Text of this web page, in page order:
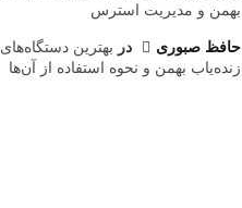
بهمن و مدیریت استرس
حافظ صبوری در بهترین دستگاه‌های
زنده‌یاب بهمن و نحوه استفاده از آن‌ها